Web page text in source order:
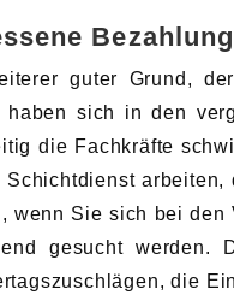
guter Grund,
haben sich in den
die Fachkräfte
wenn Sie sich bei
gesucht werden.
die